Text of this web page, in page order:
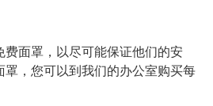
面罩，以尽可能保证他们的安
，您可以到我们的办公室购买每